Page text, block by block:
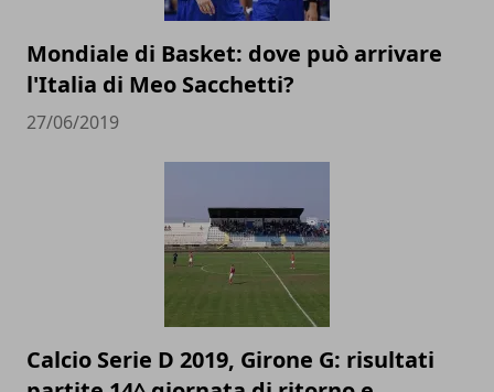
Mondiale di Basket: dove può arrivare
l'Italia di Meo Sacchetti?
27/06/2019
Calcio Serie D 2019, Girone G: risultati